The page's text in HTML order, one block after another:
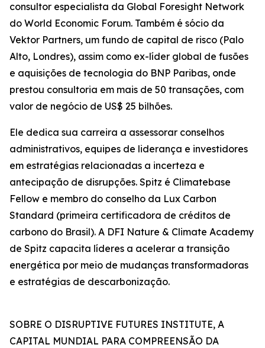
consultor especialista da Global Foresight Network
do World Economic Forum. Também é sócio da
Vektor Partners, um fundo de capital de risco (Palo
Alto, Londres), assim como ex-líder global de fusões
e aquisições de tecnologia do BNP Paribas, onde
prestou consultoria em mais de 50 transações, com
valor de negócio de US$ 25 bilhões.
Ele dedica sua carreira a assessorar conselhos
administrativos, equipes de liderança e investidores
em estratégias relacionadas a incerteza e
antecipação de disrupções. Spitz é Climatebase
Fellow e membro do conselho da Lux Carbon
Standard (primeira certificadora de créditos de
carbono do Brasil). A DFI Nature & Climate Academy
de Spitz capacita líderes a acelerar a transição
energética por meio de mudanças transformadoras
e estratégias de descarbonização.
SOBRE O DISRUPTIVE FUTURES INSTITUTE, A
CAPITAL MUNDIAL PARA COMPREENSÃO DA